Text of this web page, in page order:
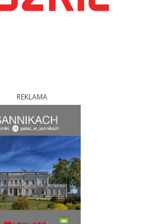
REKLAMA